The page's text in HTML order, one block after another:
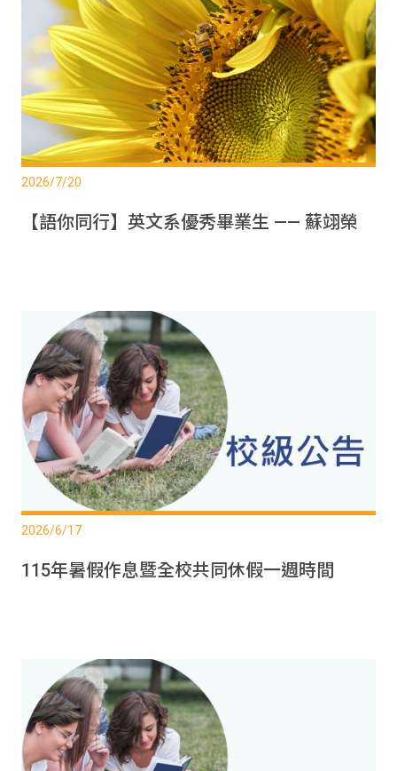
2026/7/20
【語你同行】英文系優秀畢業生 —— 蘇翊榮
2026/6/17
115年暑假作息暨全校共同休假一週時間